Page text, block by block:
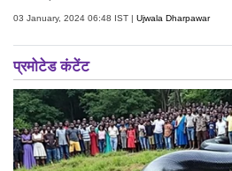
विरोध के कारण ईंधन की कमी लोगों को परेशान कर
03 January, 2024 06:48 IST | Ujwala Dharpawar